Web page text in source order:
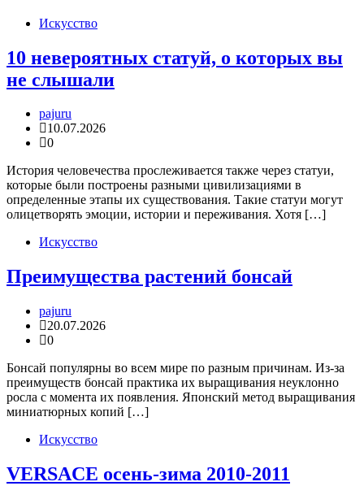
Искусство
10 невероятных статуй, о которых вы
не слышали
pajuru
10.07.2026
0
История человечества прослеживается также через статуи,
которые были построены разными цивилизациями в
определенные этапы их существования. Такие статуи могут
олицетворять эмоции, истории и переживания. Хотя […]
Искусство
Преимущества растений бонсай
pajuru
20.07.2026
0
Бонсай популярны во всем мире по разным причинам. Из-за
преимуществ бонсай практика их выращивания неуклонно
росла с момента их появления. Японский метод выращивания
миниатюрных копий […]
Искусство
VERSACE осень-зима 2010-2011